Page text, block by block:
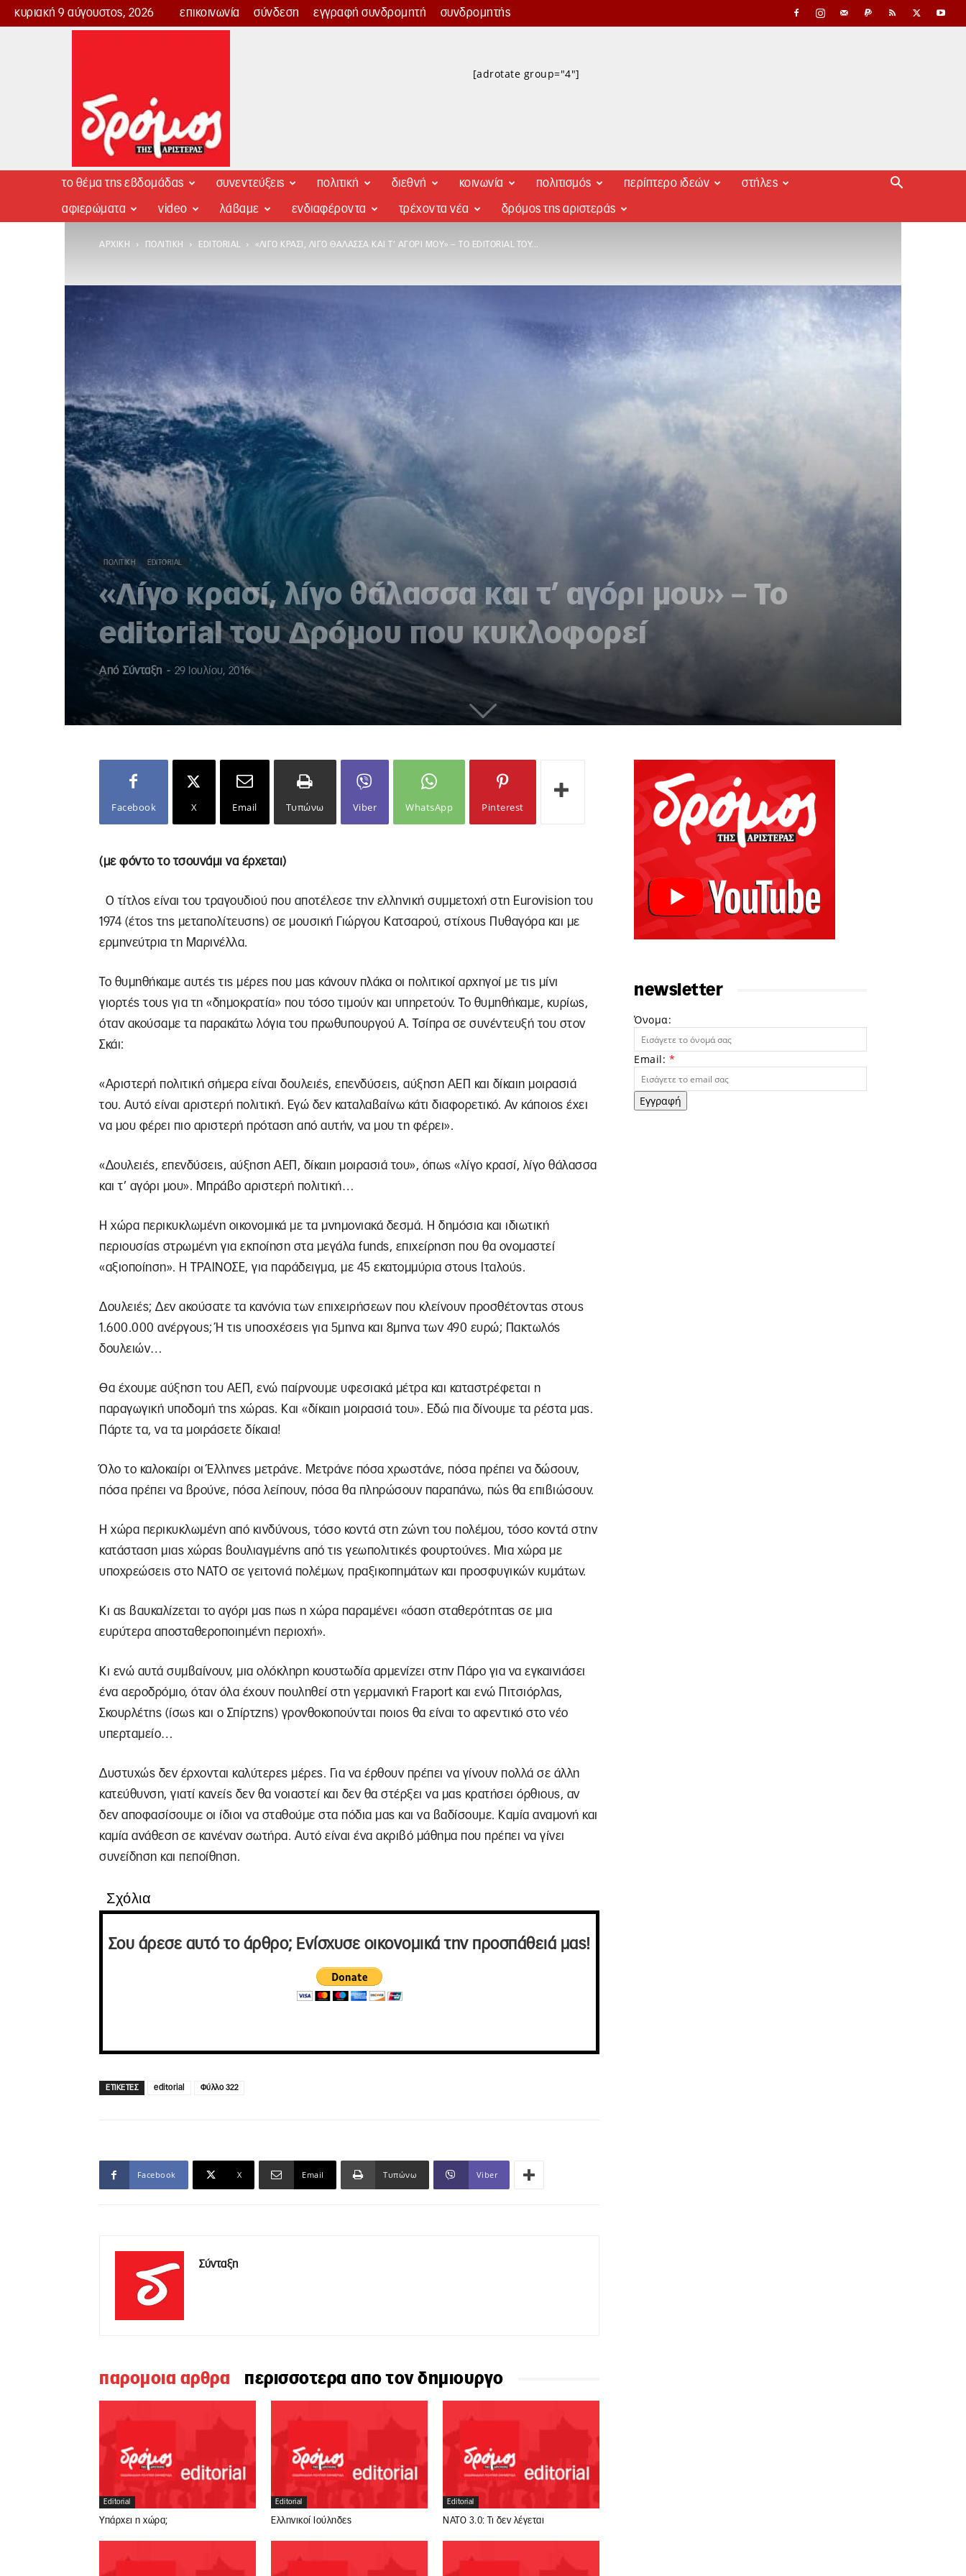
κυριακή 9 αύγουστος, 2026 επικοινωνία σύνδεση εγγραφή συνδρομητή συνδρομητής
Δρόμος
[adrotate group="4"]
το θέμα της εβδομάδας συνεντεύξεις πολιτική διεθνή κοινωνία πολιτισμός περίπτερο ιδεών στήλες
αφιερώματα video λάβαμε ενδιαφέροντα τρέχοντα νέα δρόμος της αριστεράς
ΑΡΧΙΚΉ ΠΟΛΙΤΙΚΉ EDITORIAL «ΛΊΓΟ ΚΡΑΣΊ, ΛΊΓΟ ΘΆΛΑΣΣΑ ΚΑΙ Τ’ ΑΓΌΡΙ ΜΟΥ» – ΤΟ EDITORIAL ΤΟΥ...
ΠΟΛΙΤΙΚΉ EDITORIAL
«Λίγο κρασί, λίγο θάλασσα και τ’ αγόρι μου» – Το
editorial του Δρόμου που κυκλοφορεί
Από Σύνταξη - 29 Ιουλίου, 2016
Facebook X Email Τυπώνω Viber WhatsApp Pinterest
(με φόντο το τσουνάμι να έρχεται)
Ο τίτλος είναι του τραγουδιού που αποτέλεσε την ελληνική συμμετοχή στη Eurovision του
1974 (έτος της μεταπολίτευσης) σε μουσική Γιώργου Κατσαρού, στίχους Πυθαγόρα και με
ερμηνεύτρια τη Μαρινέλλα.
Το θυμηθήκαμε αυτές τις μέρες που μας κάνουν πλάκα οι πολιτικοί αρχηγοί με τις μίνι
γιορτές τους για τη «δημοκρατία» που τόσο τιμούν και υπηρετούν. Το θυμηθήκαμε, κυρίως,
όταν ακούσαμε τα παρακάτω λόγια του πρωθυπουργού Α. Τσίπρα σε συνέντευξή του στον
Σκάι:
«Αριστερή πολιτική σήμερα είναι δουλειές, επενδύσεις, αύξηση ΑΕΠ και δίκαιη μοιρασιά
του. Αυτό είναι αριστερή πολιτική. Εγώ δεν καταλαβαίνω κάτι διαφορετικό. Αν κάποιος έχει
να μου φέρει πιο αριστερή πρόταση από αυτήν, να μου τη φέρει».
«Δουλειές, επενδύσεις, αύξηση ΑΕΠ, δίκαιη μοιρασιά του», όπως «λίγο κρασί, λίγο θάλασσα
και τ’ αγόρι μου». Μπράβο αριστερή πολιτική…
Η χώρα περικυκλωμένη οικονομικά με τα μνημονιακά δεσμά. Η δημόσια και ιδιωτική
περιουσίας στρωμένη για εκποίηση στα μεγάλα funds, επιχείρηση που θα ονομαστεί
«αξιοποίηση». Η ΤΡΑΙΝΟΣΕ, για παράδειγμα, με 45 εκατομμύρια στους Ιταλούς.
Δουλειές; Δεν ακούσατε τα κανόνια των επιχειρήσεων που κλείνουν προσθέτοντας στους
1.600.000 ανέργους; Ή τις υποσχέσεις για 5μηνα και 8μηνα των 490 ευρώ; Πακτωλός
δουλειών…
Θα έχουμε αύξηση του ΑΕΠ, ενώ παίρνουμε υφεσιακά μέτρα και καταστρέφεται η
παραγωγική υποδομή της χώρας. Και «δίκαιη μοιρασιά του». Εδώ πια δίνουμε τα ρέστα μας.
Πάρτε τα, να τα μοιράσετε δίκαια!
Όλο το καλοκαίρι οι Έλληνες μετράνε. Μετράνε πόσα χρωστάνε, πόσα πρέπει να δώσουν,
πόσα πρέπει να βρούνε, πόσα λείπουν, πόσα θα πληρώσουν παραπάνω, πώς θα επιβιώσουν.
Η χώρα περικυκλωμένη από κινδύνους, τόσο κοντά στη ζώνη του πολέμου, τόσο κοντά στην
κατάσταση μιας χώρας βουλιαγμένης από τις γεωπολιτικές φουρτούνες. Μια χώρα με
υποχρεώσεις στο ΝΑΤΟ σε γειτονιά πολέμων, πραξικοπημάτων και προσφυγικών κυμάτων.
Κι ας βαυκαλίζεται το αγόρι μας πως η χώρα παραμένει «όαση σταθερότητας σε μια
ευρύτερα αποσταθεροποιημένη περιοχή».
Κι ενώ αυτά συμβαίνουν, μια ολόκληρη κουστωδία αρμενίζει στην Πάρο για να εγκαινιάσει
ένα αεροδρόμιο, όταν όλα έχουν πουληθεί στη γερμανική Fraport και ενώ Πιτσιόρλας,
Σκουρλέτης (ίσως και ο Σπίρτζης) γρονθοκοπούνται ποιος θα είναι το αφεντικό στο νέο
υπερταμείο…
Δυστυχώς δεν έρχονται καλύτερες μέρες. Για να έρθουν πρέπει να γίνουν πολλά σε άλλη
κατεύθυνση, γιατί κανείς δεν θα νοιαστεί και δεν θα στέρξει να μας κρατήσει όρθιους, αν
δεν αποφασίσουμε οι ίδιοι να σταθούμε στα πόδια μας και να βαδίσουμε. Καμία αναμονή και
καμία ανάθεση σε κανέναν σωτήρα. Αυτό είναι ένα ακριβό μάθημα που πρέπει να γίνει
συνείδηση και πεποίθηση.
Σχόλια
Σου άρεσε αυτό το άρθρο; Ενίσχυσε οικονομικά την προσπάθειά μας!
ΕΤΙΚΕΤΕΣ editorial Φύλλο 322
Facebook X Email Τυπώνω Viber
Σύνταξη
παρομοια αρθρα περισσοτερα απο τον δημιουργο
Editorial
Υπάρχει η χώρα;
Editorial
Ελληνικοί Ιούληδες
Editorial
ΝΑΤΟ 3.0: Τι δεν λέγεται
newsletter
Όνομα:
Email: *
Εγγραφή